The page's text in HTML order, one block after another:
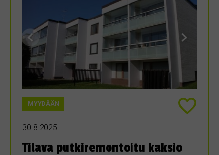
MYYDÄÄN
30.8.2025
Tilava putkiremontoitu kaksio